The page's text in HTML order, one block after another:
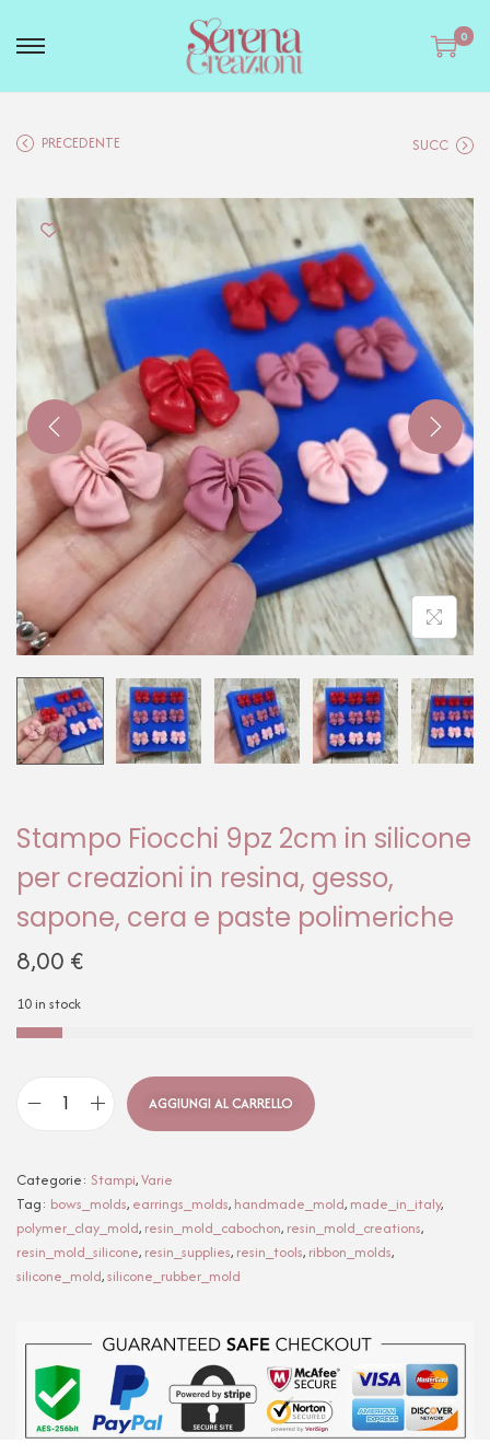
0
PRECEDENTE SUCC
Stampo Fiocchi 9pz 2cm in silicone
per creazioni in resina, gesso,
sapone, cera e paste polimeriche
8,00 €
10 in stock
AGGIUNGI AL CARRELLO
Categorie: Stampi,Varie
Tag: bows_molds, earrings_molds, handmade_mold, made_in_italy,
polymer_clay_mold, resin_mold_cabochon, resin_mold_creations,
resin_mold_silicone, resin_supplies, resin_tools, ribbon_molds,
silicone_mold,silicone_rubber_mold